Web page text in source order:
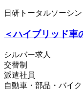
日研トータルソーシ
＜ハイブリッド
シルバー求人
交替制
派遣社員
自動車・部品・バイク